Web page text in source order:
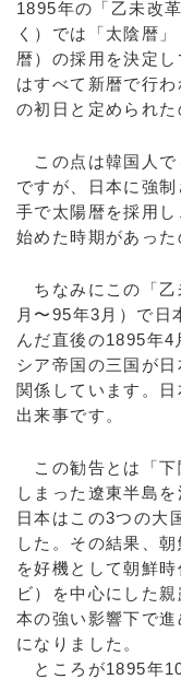
1895年の「乙未改
く）では「太陰暦
暦）の採用を決定
はすべて新暦で行
の初日と定められた
この点は韓国人で
ですが、日本に強
手で太陽暦を採用
始めた時期があった
ちなみにこの「乙
月〜95年3月）で日
んだ直後の1895年4
シア帝国の三国が
関係しています。
出来事です。
この勧告とは「下
しまった遼東半島
日本はこの3つの大
した。その結果、
を好機として朝鮮
ビ）を中心にした
本の強い影響下で
になりました。
ところが1895年